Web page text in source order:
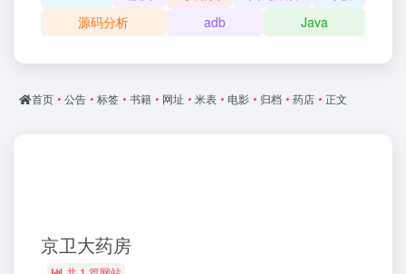
源码分析
adb Java
首页 • 公告 • 标签 • 书籍 • 网址 • 米表 • 电影 • 归档 • 药店 • 正文
京卫大药房